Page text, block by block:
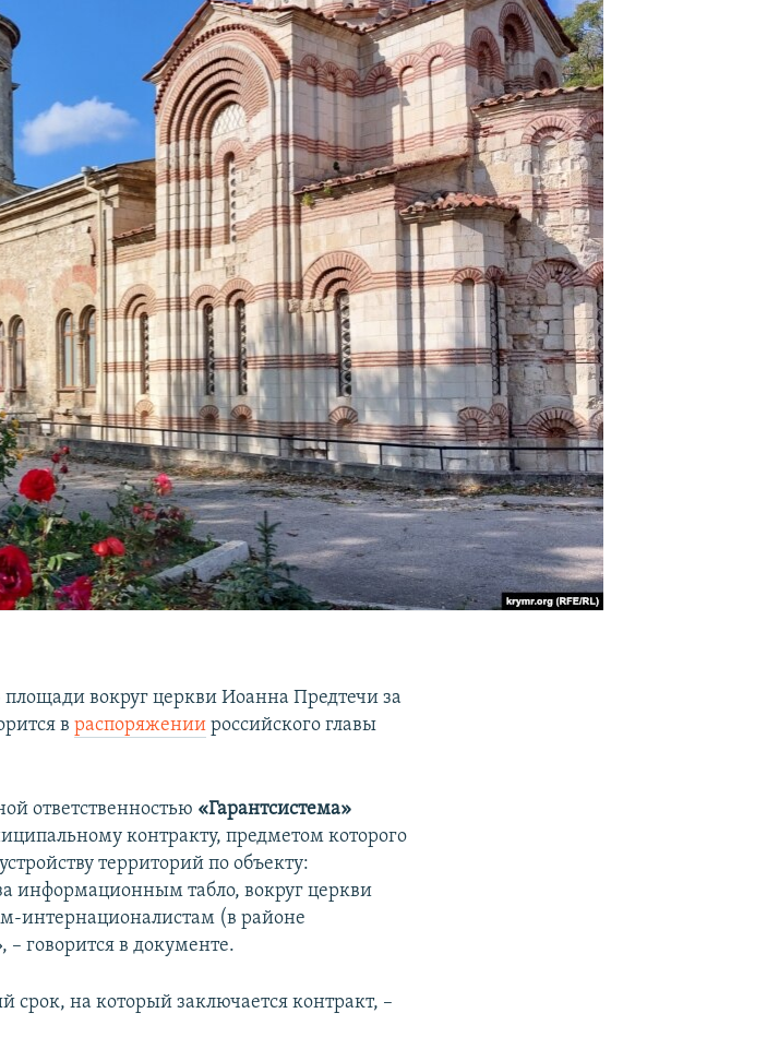
площади вокруг церкви Иоанна Предтечи за
враспоряжении российского главы
ответственностью «Гарантсистема»
контракту, предметом которого
территорий по объекту:
информационным табло, вокруг церкви
интернационалистам (в районе
говорится в документе.
срок, на который заключается контракт, –